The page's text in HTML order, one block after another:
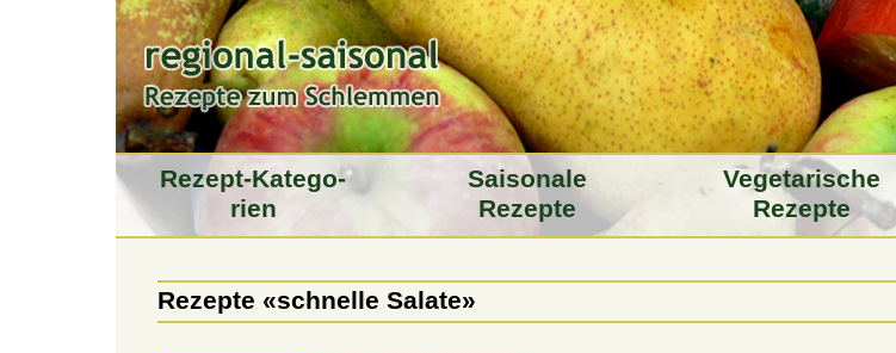
Rezept-Katego­
rien
Saiso­nale
Rezepte
Vegeta­rische
Rezepte
Rezepte «schnelle Salate»